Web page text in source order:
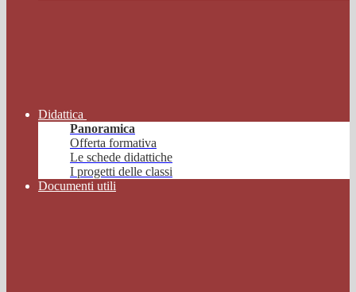
Didattica
Panoramica
Offerta formativa
Le schede didattiche
I progetti delle classi
Documenti utili